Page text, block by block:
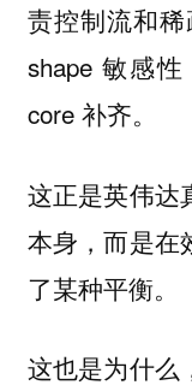
责控制流和
shape 敏感
core 补齐。
这正是英伟达
本身，而是在
了某种平衡。
这也是为什么